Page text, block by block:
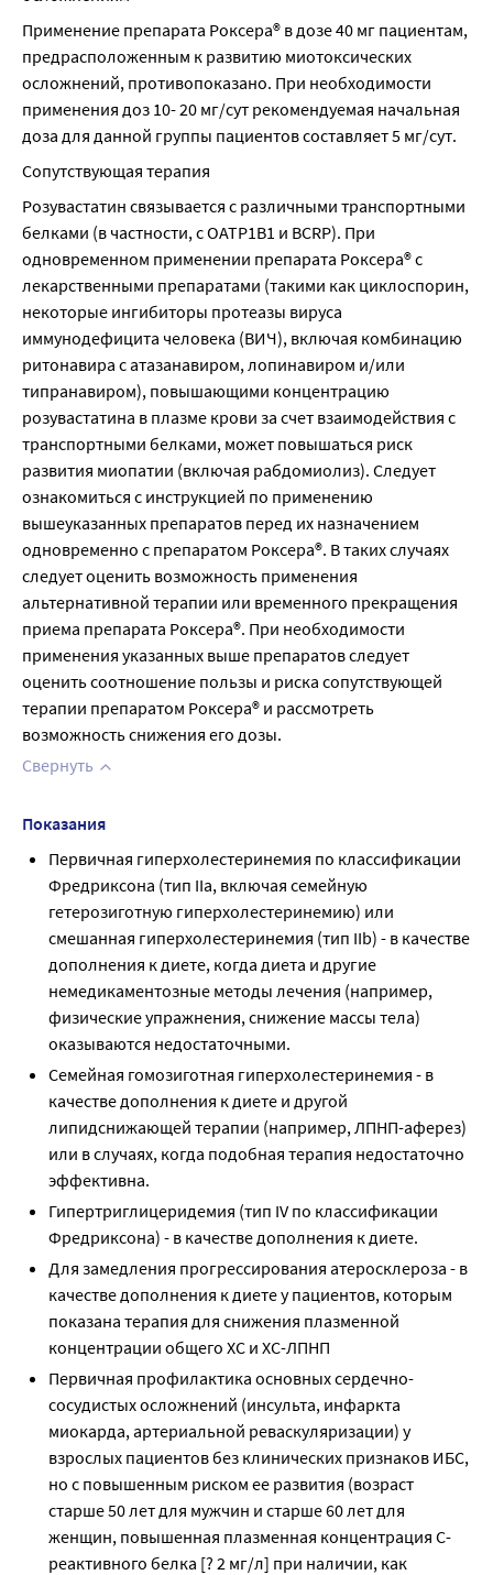
Применение препарата Роксера® в дозе 40 мг пациентам,
предрасположенным к развитию миотоксических
осложнений, противопоказано. При необходимости
применения доз 10- 20 мг/сут рекомендуемая начальная
доза для данной группы пациентов составляет 5 мг/сут.
Сопутствующая терапия
Розувастатин связывается с различными транспортными
белками (в частности, с ОАТР1В1 и BCRP). При
одновременном применении препарата Роксера® с
лекарственными препаратами (такими как циклоспорин,
некоторые ингибиторы протеазы вируса
иммунодефицита человека (ВИЧ), включая комбинацию
ритонавира с атазанавиром, лопинавиром и/или
типранавиром), повышающими концентрацию
розувастатина в плазме крови за счет взаимодействия с
транспортными белками, может повышаться риск
развития миопатии (включая рабдомиолиз). Следует
ознакомиться с инструкцией по применению
вышеуказанных препаратов перед их назначением
одновременно с препаратом Роксера®. В таких случаях
следует оценить возможность применения
альтернативной терапии или временного прекращения
приема препарата Роксера®. При необходимости
применения указанных выше препаратов следует
оценить соотношение пользы и риска сопутствующей
терапии препаратом Роксера® и рассмотреть
возможность снижения его дозы.
Свернуть
Показания
Первичная гиперхолестеринемия по классификации
Фредриксона (тип IIа, включая семейную
гетерозиготную гиперхолестеринемию) или
смешанная гиперхолестеринемия (тип IIb) - в качестве
дополнения к диете, когда диета и другие
немедикаментозные методы лечения (например,
физические упражнения, снижение массы тела)
оказываются недостаточными.
Семейная гомозиготная гиперхолестеринемия - в
качестве дополнения к диете и другой
липидснижающей терапии (например, ЛПНП-аферез)
или в случаях, когда подобная терапия недостаточно
эффективна.
Гипертриглицеридемия (тип IV по классификации
Фредриксона) - в качестве дополнения к диете.
Для замедления прогрессирования атеросклероза - в
качестве дополнения к диете у пациентов, которым
показана терапия для снижения плазменной
концентрации общего ХС и ХС-ЛПНП
Первичная профилактика основных сердечно-
сосудистых осложнений (инсульта, инфаркта
миокарда, артериальной реваскуляризации) у
взрослых пациентов без клинических признаков ИБС,
но с повышенным риском ее развития (возраст
старше 50 лет для мужчин и старше 60 лет для
женщин, повышенная плазменная концентрация С-
реактивного белка [? 2 мг/л] при наличии, как